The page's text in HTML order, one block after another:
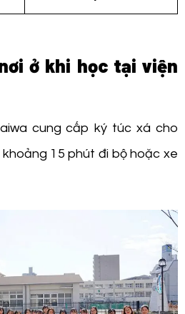
ở khi học tại viện
cung cấp ký túc xá cho
15 phút đi bộ hoặc xe